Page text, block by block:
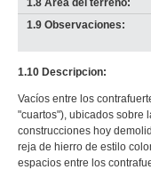
1.8 Área del terreno:
1.9 Observaciones:
1.10 Descripcion:
Vacíos entre los
"cuartos"), ubicados sobre
construcciones hoy
reja de hierro de estilo
espacios entre los